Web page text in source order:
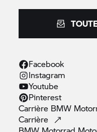
Facebook
Instagram
Youtube
Pinterest
Carrière BMW
Carrière